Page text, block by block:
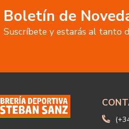
Boletín de
Suscríbete y estarás al tanto